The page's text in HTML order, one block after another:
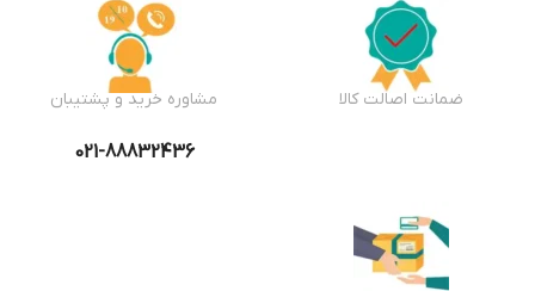
ضمانت اصالت کالا مشاوره خرید و پشتیبان
021-88832436